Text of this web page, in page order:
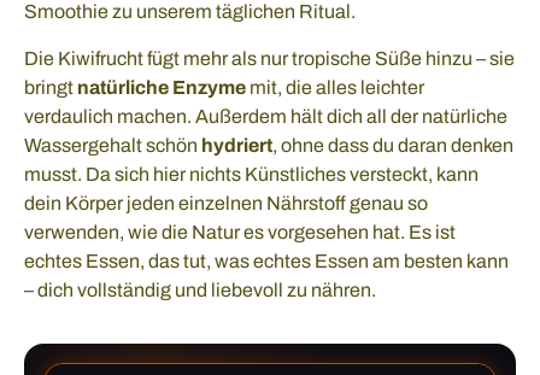
Smoothie zu unserem täglichen Ritual.
Die Kiwifrucht fügt mehr als nur tropische Süße hinzu – sie
bringt natürliche Enzyme mit, die alles leichter
verdaulich machen. Außerdem hält dich all der natürliche
Wassergehalt schön hydriert, ohne dass du daran denken
musst. Da sich hier nichts Künstliches versteckt, kann
dein Körper jeden einzelnen Nährstoff genau so
verwenden, wie die Natur es vorgesehen hat. Es ist
echtes Essen, das tut, was echtes Essen am besten kann
– dich vollständig und liebevoll zu nähren.